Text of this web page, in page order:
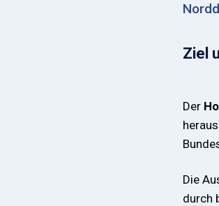
Ziel
Der
Die
durch